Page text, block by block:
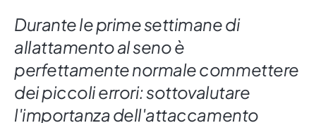
Durante le prime settimane di
allattamento al seno è
perfettamente normale commettere
dei piccoli errori: sottovalutare
l'importanza dell'attaccamento